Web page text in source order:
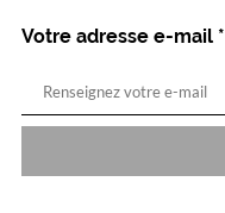
Votre adresse e-mail *